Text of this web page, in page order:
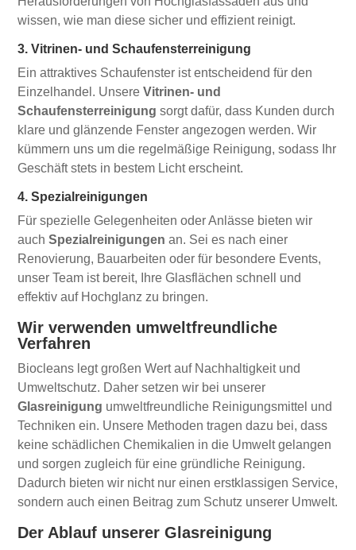
wissen, wie man diese sicher und effizient reinigt.
3. Vitrinen- und Schaufensterreinigung
Ein attraktives Schaufenster ist entscheidend für den
Einzelhandel. UnsereVitrinen- und
Schaufensterreinigung sorgt dafür, dass Kunden durch
klare und glänzende Fenster angezogen werden. Wir
kümmern uns um die regelmäßige Reinigung, sodass Ihr
Geschäft stets in bestem Licht erscheint.
4. Spezialreinigungen
Für spezielle Gelegenheiten oder Anlässe bieten wir
auchSpezialreinigungen an. Sei es nach einer
Renovierung, Bauarbeiten oder für besondere Events,
unser Team ist bereit, Ihre Glasflächen schnell und
effektiv auf Hochglanz zu bringen.
Wir verwenden umweltfreundliche
Verfahren
Biocleans legt großen Wert auf Nachhaltigkeit und
Umweltschutz. Daher setzen wir bei unserer
Glasreinigung umweltfreundliche Reinigungsmittel und
Techniken ein. Unsere Methoden tragen dazu bei, dass
keine schädlichen Chemikalien in die Umwelt gelangen
und sorgen zugleich für eine gründliche Reinigung.
Dadurch bieten wir nicht nur einen erstklassigen Service,
sondern auch einen Beitrag zum Schutz unserer Umwelt.
Der Ablauf unserer Glasreinigung